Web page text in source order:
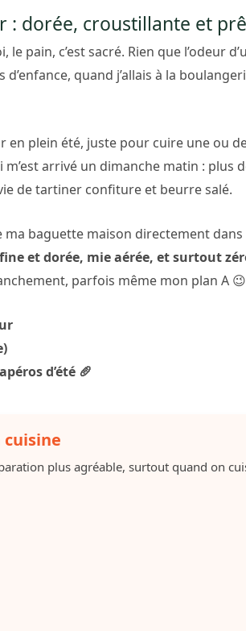
: dorée, croustillante et
le pain, c’est sacré. Rien que l’odeur
quand j’allais à la
plein été, juste pour cuire une ou
m’est arrivé un dimanche matin : plus
de tartiner confiture et beurre salé.
ma baguette maison directement
et dorée, mie aérée, et surtout
parfois même mon plan A 😉
d’été 🥖
plus agréable, surtout quand on